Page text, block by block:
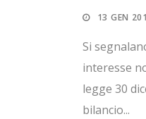
13 GEN
Si
interesse
legge 30
bilancio...